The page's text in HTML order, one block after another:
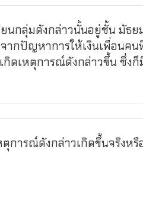
ยนกลุ่มดังกล่าวนั้นอยู่ชั้น มัธ
ากปัญหาการให้เงินเพื่อนคน
กิดเหตุการณ์ดังกล่าวขึ้น ซึ่ง
การณ์ดังกล่าวเกิดขึ้นจริงหรื